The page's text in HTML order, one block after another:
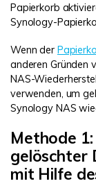
Papierkorb
Synology-
Wenn der
anderen Gründen
NAS-
verwenden, um
Synology NAS
Methode
gelöschter
mit Hilfe